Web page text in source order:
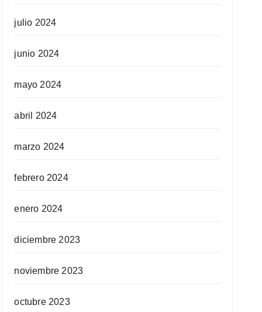
julio 2024
junio 2024
mayo 2024
abril 2024
marzo 2024
febrero 2024
enero 2024
diciembre 2023
noviembre 2023
octubre 2023